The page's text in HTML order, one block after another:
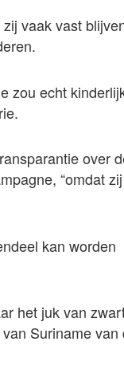
vaak vast
zou echt
over
“omdat zij
kan worden
het juk van
Suriname van